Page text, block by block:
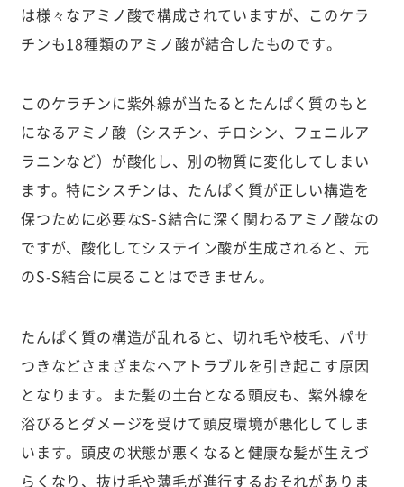
は様々なアミノ酸で構成されていますが、このケラ
チンも18種類のアミノ酸が結合したものです。
このケラチンに紫外線が当たるとたんぱく質のもと
になるアミノ酸（シスチン、チロシン、フェニルア
ラニンなど）が酸化し、別の物質に変化してしまい
ます。特にシスチンは、たんぱく質が正しい構造を
保つために必要なS-S結合に深く関わるアミノ酸なの
ですが、酸化してシステイン酸が生成されると、元
のS-S結合に戻ることはできません。
たんぱく質の構造が乱れると、切れ毛や枝毛、パサ
つきなどさまざまなヘアトラブルを引き起こす原因
となります。また髪の土台となる頭皮も、紫外線を
浴びるとダメージを受けて頭皮環境が悪化してしま
います。頭皮の状態が悪くなると健康な髪が生えづ
らくなり、抜け毛や薄毛が進行するおそれがありま